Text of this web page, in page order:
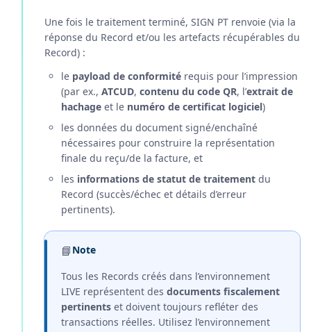
Une fois le traitement terminé, SIGN PT renvoie (via la
réponse du Record et/ou les artefacts récupérables du
Record) :
le payload de conformité requis pour l’impression
(par ex., ATCUD, contenu du code QR, l’extrait de
hachage et le numéro de certificat logiciel)
les données du document signé/enchaîné
nécessaires pour construire la représentation
finale du reçu/de la facture, et
les informations de statut de traitement du
Record (succès/échec et détails d’erreur
pertinents).
📘 Note
Tous les Records créés dans l’environnement
LIVE représentent des documents fiscalement
pertinents et doivent toujours refléter des
transactions réelles. Utilisez l’environnement